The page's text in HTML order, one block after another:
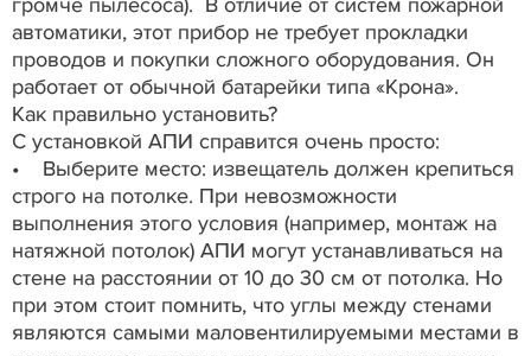
автоматики, этот прибор не требует прокладки
проводов и покупки сложного оборудования. Он
работает от обычной батарейки типа «Крона».
Как правильно установить?
С установкой АПИ справится очень просто:
• Выберите место: извещатель должен крепиться
строго на потолке. При невозможности
выполнения этого условия (например, монтаж на
натяжной потолок) АПИ могут устанавливаться на
стене на расстоянии от 10 до 30 см от потолка. Но
при этом стоит помнить, что углы между стенами
являются самыми маловентилируемыми местами в